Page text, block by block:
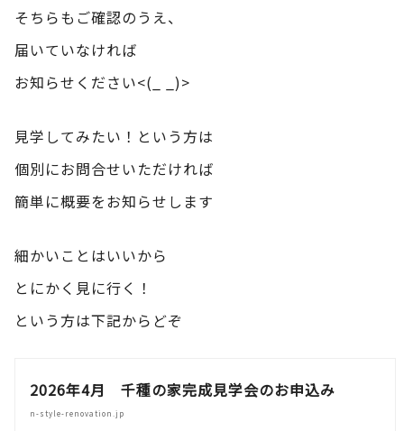
そちらもご確認のうえ、
届いていなければ
お知らせください<(_ _)>
見学してみたい！という方は
個別にお問合せいただければ
簡単に概要をお知らせします
細かいことはいいから
とにかく見に行く！
という方は下記からどぞ
2026年4月 千種の家完成見学会のお申込み
n-style-renovation.jp